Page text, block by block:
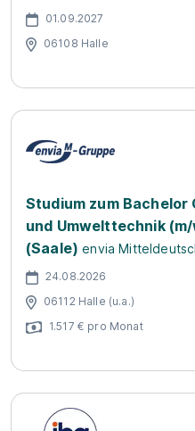
01.09.2027
06108 Halle
Studium zum Bachelor
und Umwelttechnik
(Saale) envia
24.08.2026
06112 Halle (u.a.)
1.517 € pro Monat